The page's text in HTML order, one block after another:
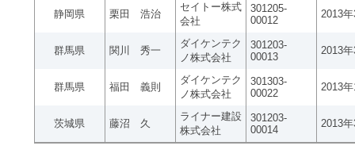
静岡県 栗田 浩治
セイトー株式
会社
301205-
00012
2013
群馬県 関川 秀一
ダイケンテク
ノ株式会社
301203-
00013
2013
群馬県 福田 義則
ダイケンテク
ノ株式会社
301303-
00022
2013
茨城県 藤沼 久
ライナー建設
株式会社
301203-
00014
2013